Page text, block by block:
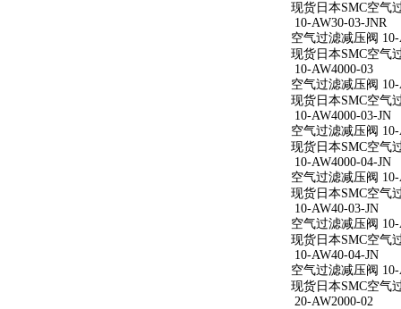
现货日本SMC空气
10-AW30-03-JNR
空气过滤减压阀 10-
现货日本SMC空气
10-AW4000-03
空气过滤减压阀 10-
现货日本SMC空气
10-AW4000-03-JN
空气过滤减压阀 10-
现货日本SMC空气
10-AW4000-04-JN
空气过滤减压阀 10-
现货日本SMC空气
10-AW40-03-JN
空气过滤减压阀 10-
现货日本SMC空气
10-AW40-04-JN
空气过滤减压阀 10-
现货日本SMC空气
20-AW2000-02